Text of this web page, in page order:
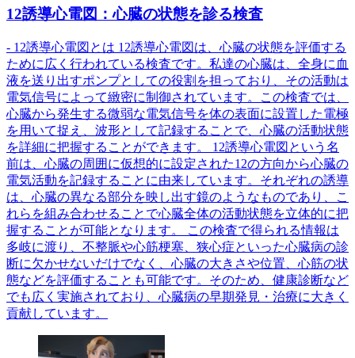
12誘導心電図：心臓の状態を診る検査
- 12誘導心電図とは 12誘導心電図は、心臓の状態を評価する
ために広く行われている検査です。私達の心臓は、全身に血
液を送り出すポンプとしての役割を担っており、その活動は
電気信号によって緻密に制御されています。この検査では、
心臓から発生する微弱な電気信号を体の表面に設置した電極
を用いて捉え、波形として記録することで、心臓の活動状態
を詳細に把握することができます。 12誘導心電図という名
前は、心臓の周囲に仮想的に設定された12の方向から心臓の
電気活動を記録することに由来しています。それぞれの誘導
は、心臓の異なる部分を映し出す鏡のようなものであり、こ
れらを組み合わせることで心臓全体の活動状態を立体的に把
握することが可能となります。 この検査で得られる情報は
多岐に渡り、不整脈や心筋梗塞、狭心症といった心臓病の診
断に欠かせないだけでなく、心臓の大きさや位置、心筋の状
態などを評価することも可能です。そのため、健康診断など
でも広く実施されており、心臓病の早期発見・治療に大きく
貢献しています。